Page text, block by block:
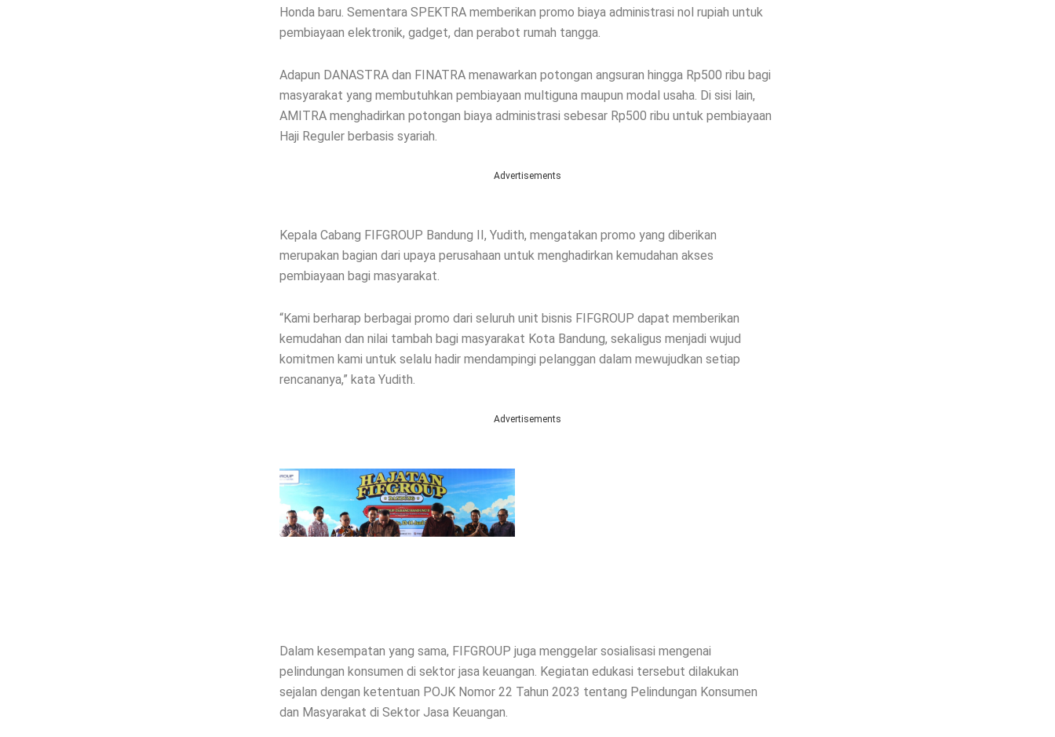
Honda baru. Sementara SPEKTRA memberikan promo biaya administrasi nol rupiah untuk
pembiayaan elektronik, gadget, dan perabot rumah tangga.
Adapun DANASTRA dan FINATRA menawarkan potongan angsuran hingga Rp500 ribu bagi
masyarakat yang membutuhkan pembiayaan multiguna maupun modal usaha. Di sisi lain,
AMITRA menghadirkan potongan biaya administrasi sebesar Rp500 ribu untuk pembiayaan
Haji Reguler berbasis syariah.
Advertisements
Kepala Cabang FIFGROUP Bandung II, Yudith, mengatakan promo yang diberikan
merupakan bagian dari upaya perusahaan untuk menghadirkan kemudahan akses
pembiayaan bagi masyarakat.
“Kami berharap berbagai promo dari seluruh unit bisnis FIFGROUP dapat memberikan
kemudahan dan nilai tambah bagi masyarakat Kota Bandung, sekaligus menjadi wujud
komitmen kami untuk selalu hadir mendampingi pelanggan dalam mewujudkan setiap
rencananya,” kata Yudith.
Advertisements
Dalam kesempatan yang sama, FIFGROUP juga menggelar sosialisasi mengenai
pelindungan konsumen di sektor jasa keuangan. Kegiatan edukasi tersebut dilakukan
sejalan dengan ketentuan POJK Nomor 22 Tahun 2023 tentang Pelindungan Konsumen
dan Masyarakat di Sektor Jasa Keuangan.